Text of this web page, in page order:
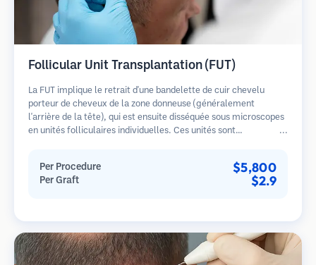
Follicular Unit Transplantation (FUT)
La FUT implique le retrait d'une bandelette de cuir chevelu
porteur de cheveux de la zone donneuse (généralement
l'arrière de la tête), qui est ensuite disséquée sous microscopes
en unités folliculaires individuelles. Ces unités sont
une cicatrice linéaire.
Per Procedure $5,800
Per Graft $2.9